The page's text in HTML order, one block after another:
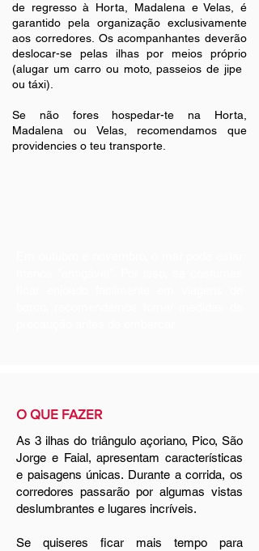
de regresso à Horta, Madalena e Velas, é
garantido pela organização exclusivamente
aos corredores. Os acompanhantes deverão
deslocar-se pelas ilhas por meios próprio
(alugar um carro ou moto, passeios de jipe ​​
ou táxi).
Se não fores hospedar-te na Horta,
Madalena ou Velas, recomendamos que
providencies o teu transporte.
O QUE FAZER
As 3 ilhas do triângulo açoriano, Pico, São
Jorge e Faial, apresentam características
e paisagens únicas. Durante a corrida, os
corredores passarão por algumas vistas
deslumbrantes e lugares incríveis.
Se quiseres ficar mais tempo para